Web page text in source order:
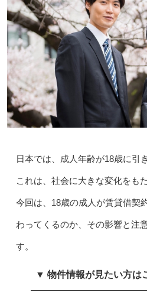
日本では、成人年齢が18歳に引
これは、社会に大きな変化をも
今回は、18歳の成人が賃貸借契
わってくるのか、その影響と注
す。
▼ 物件情報が見たい方は